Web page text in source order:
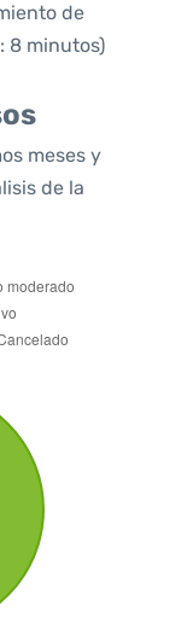
de
8 minutos)
meses y
de la